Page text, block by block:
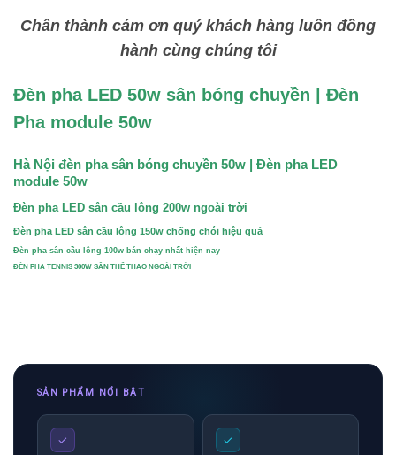
Chân thành cám ơn quý khách hàng luôn đồng
hành cùng chúng tôi
Đèn pha LED 50w sân bóng chuyền | Đèn
Pha module 50w
Hà Nội đèn pha sân bóng chuyền 50w | Đèn pha LED
module 50w
Đèn pha LED sân cầu lông 200w ngoài trời
Đèn pha LED sân cầu lông 150w chống chói hiệu quả
Đèn pha sân cầu lông 100w bán chạy nhất hiện nay
ĐÈN PHA TENNIS 300W SÂN THỂ THAO NGOÀI TRỜI
SẢN PHẨM NỔI BẬT
✓ ✓